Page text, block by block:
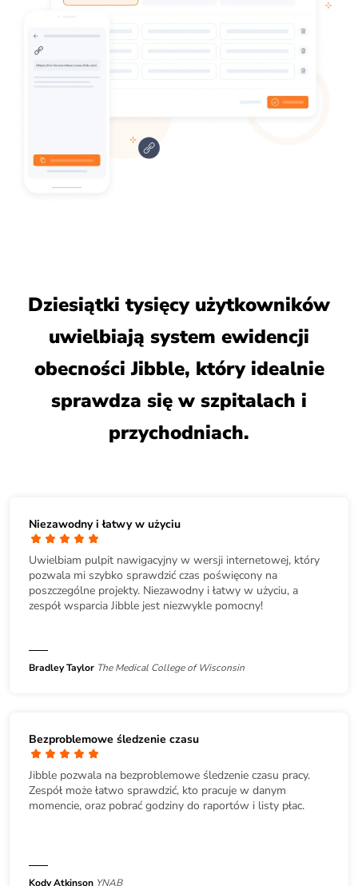
Dziesiątki tysięcy użytkowników
uwielbiają system ewidencji
obecności Jibble, który idealnie
sprawdza się w szpitalach i
przychodniach.
Niezawodny i łatwy w użyciu
Uwielbiam pulpit nawigacyjny w wersji internetowej, który
pozwala mi szybko sprawdzić czas poświęcony na
poszczególne projekty. Niezawodny i łatwy w użyciu, a
zespół wsparcia Jibble jest niezwykle pomocny!
Bradley Taylor The Medical College of Wisconsin
Bezproblemowe śledzenie czasu
Jibble pozwala na bezproblemowe śledzenie czasu pracy.
Zespół może łatwo sprawdzić, kto pracuje w danym
momencie, oraz pobrać godziny do raportów i listy płac.
Kody Atkinson YNAB